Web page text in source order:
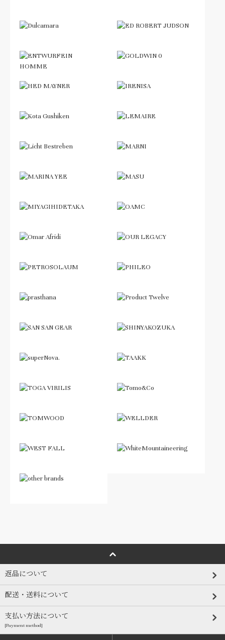
返品について
配送・送料について
支払い方法について
[Payment method]